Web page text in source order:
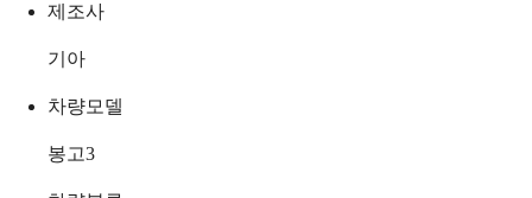
제조사
기아
차량모델
봉고3